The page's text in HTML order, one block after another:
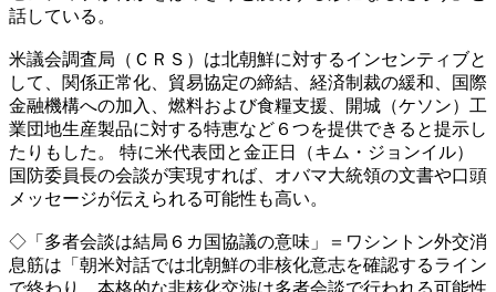
話している。
米議会調査局（ＣＲＳ）は北朝鮮に対するインセンティブと
して、関係正常化、貿易協定の締結、経済制裁の緩和、国際
金融機構への加入、燃料および食糧支援、開城（ケソン）工
業団地生産製品に対する特恵など６つを提供できると提示し
たりもした。 特に米代表団と金正日（キム・ジョンイル）
国防委員長の会談が実現すれば、オバマ大統領の文書や口頭
メッセージが伝えられる可能性も高い。
◇「多者会談は結局６カ国協議の意味」＝ワシントン外交消
息筋は「朝米対話では北朝鮮の非核化意志を確認するライン
で終わり、本格的な非核化交渉は多者会談で行われる可能性